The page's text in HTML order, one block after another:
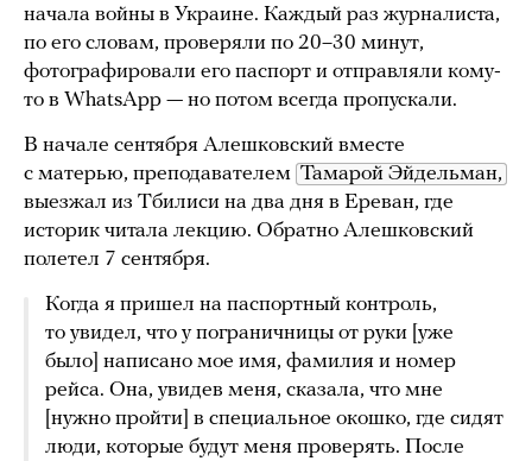
начала войны в Украине. Каждый раз журналиста,
по его словам, проверяли по 20–30 минут,
фотографировали его паспорт и отправляли кому-
то в WhatsApp — но потом всегда пропускали.
В начале сентября Алешковский вместе
с матерью, преподавателем Тамарой Эйдельман,
выезжал из Тбилиси на два дня в Ереван, где
историк читала лекцию. Обратно Алешковский
полетел 7 сентября.
Когда я пришел на паспортный контроль,
то увидел, что у пограничницы от руки [уже
было] написано мое имя, фамилия и номер
рейса. Она, увидев меня, сказала, что мне
[нужно пройти] в специальное окошко, где сидят
люди, которые будут меня проверять. После